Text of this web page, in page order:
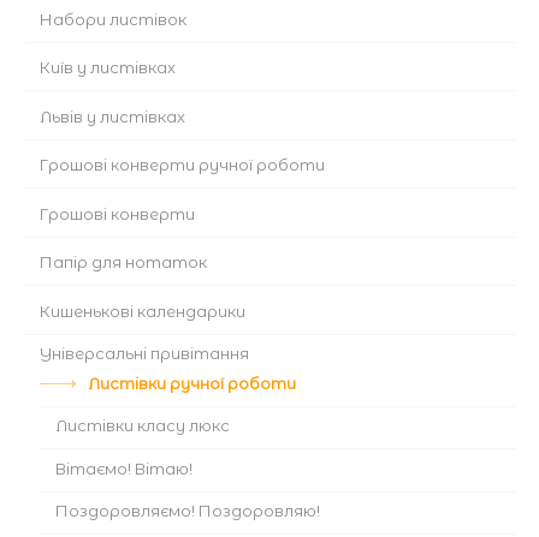
Набори листівок
Київ у листівках
Львів у листівках
Грошові конверти ручної роботи
Грошові конверти
Папір для нотаток
Кишенькові календарики
Універсальні привітання
Листівки ручної роботи
Листівки класу люкс
Вітаємо! Вітаю!
Поздоровляємо! Поздоровляю!